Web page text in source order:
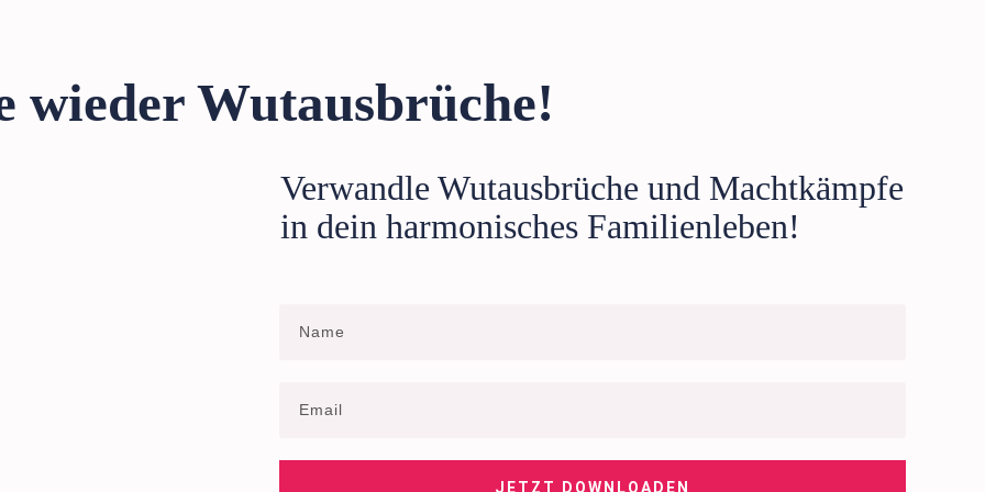
wieder Wutausbrüche!
Verwandle Wutausbrüche und Machtkämpfe
in dein harmonisches Familienleben!
JETZT DOWNLOADEN